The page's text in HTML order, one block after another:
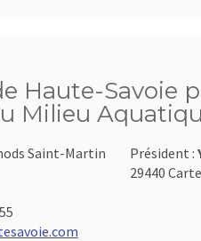
Haute-Savoie
Milieu
Saint-Martin
Président :
29440